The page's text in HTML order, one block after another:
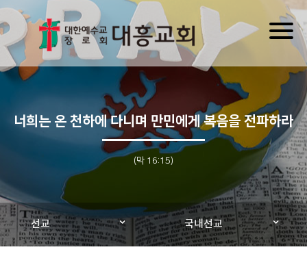
너희는 온 천하에 다니며 만민에게 복음을 전파하라
(막 16:15)
선교 국내선교